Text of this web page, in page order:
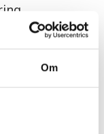
Om
fra
system,